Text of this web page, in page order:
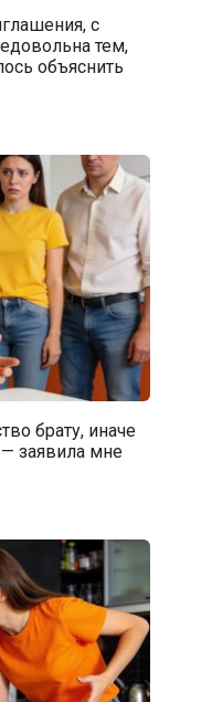
с
тем,
объяснить
брату, иначе
заявила мне